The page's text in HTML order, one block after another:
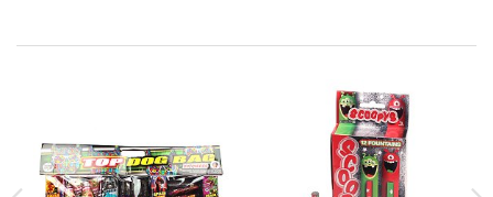
schießen könnten… Aber sind wir mal ehrlich, es ist schönes
den letzten Resten im Gebüsch, welche noch an Silvester